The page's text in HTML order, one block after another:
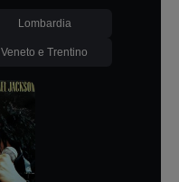
Lombardia
Veneto e Trentino